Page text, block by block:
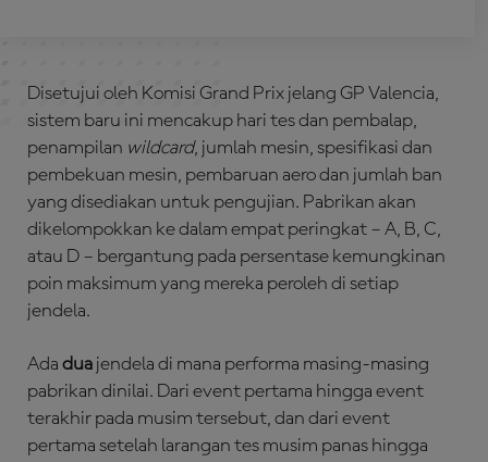
Disetujui oleh Komisi Grand Prix jelang GP Valencia,
sistem baru ini mencakup hari tes dan pembalap,
penampilan wildcard, jumlah mesin, spesifikasi dan
pembekuan mesin, pembaruan aero dan jumlah ban
yang disediakan untuk pengujian. Pabrikan akan
dikelompokkan ke dalam empat peringkat – A, B, C,
atau D – bergantung pada persentase kemungkinan
poin maksimum yang mereka peroleh di setiap
jendela.
Ada dua jendela di mana performa masing-masing
pabrikan dinilai. Dari event pertama hingga event
terakhir pada musim tersebut, dan dari event
pertama setelah larangan tes musim panas hingga